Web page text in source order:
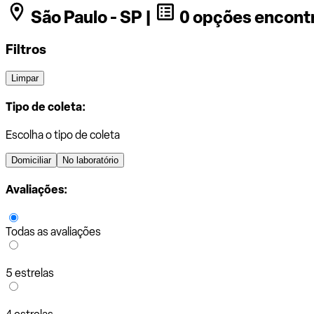
São Paulo - SP |
0 opções
Filtros
Limpar
Tipo de coleta:
Escolha o tipo de coleta
Domiciliar No laboratório
Avaliações:
Todas as avaliações
5 estrelas